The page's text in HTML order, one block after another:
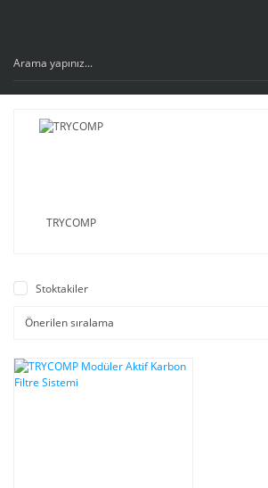
TRYCOMP
Stoktakiler